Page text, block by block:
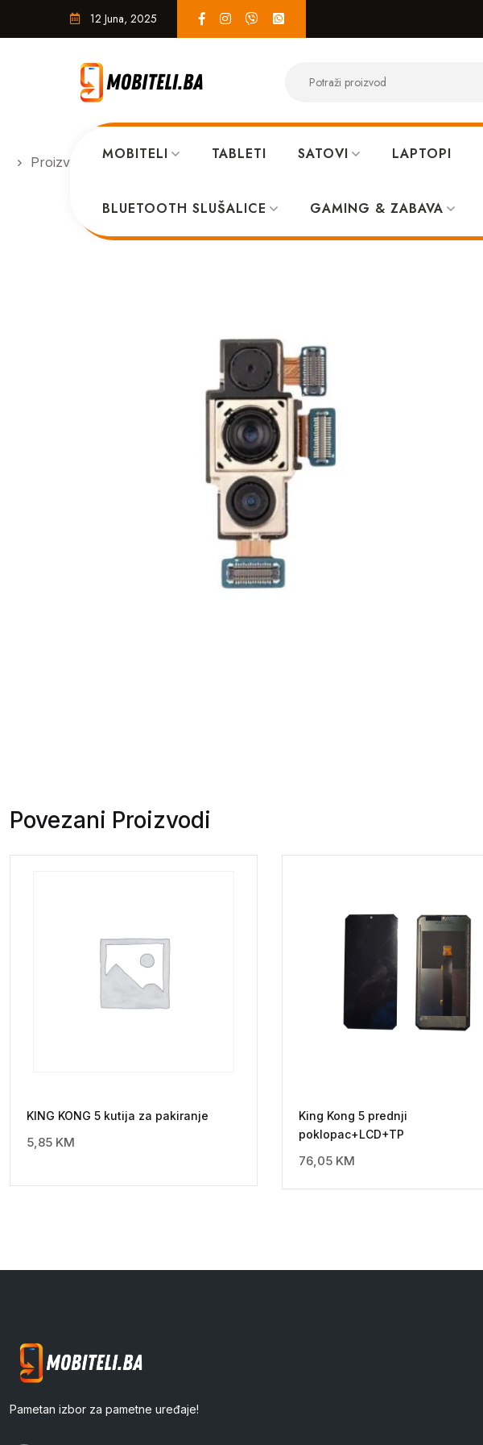
12 Juna, 2025
MOBITELI TABLETI SATOVI LAPTOPI
BLUETOOTH SLUŠALICE GAMING & ZABAVA
Proizvodi SERVIS Cubot Tab 30 zadnja kamera
Povezani Proizvodi
KING KONG 5 kutija za pakiranje
5,85 KM
King Kong 5 prednji
poklopac+LCD+TP
76,05 KM
Pametan izbor za pametne uređaje!